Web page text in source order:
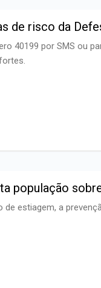
de risco da
40199 por SMS ou
população
de estiagem, a